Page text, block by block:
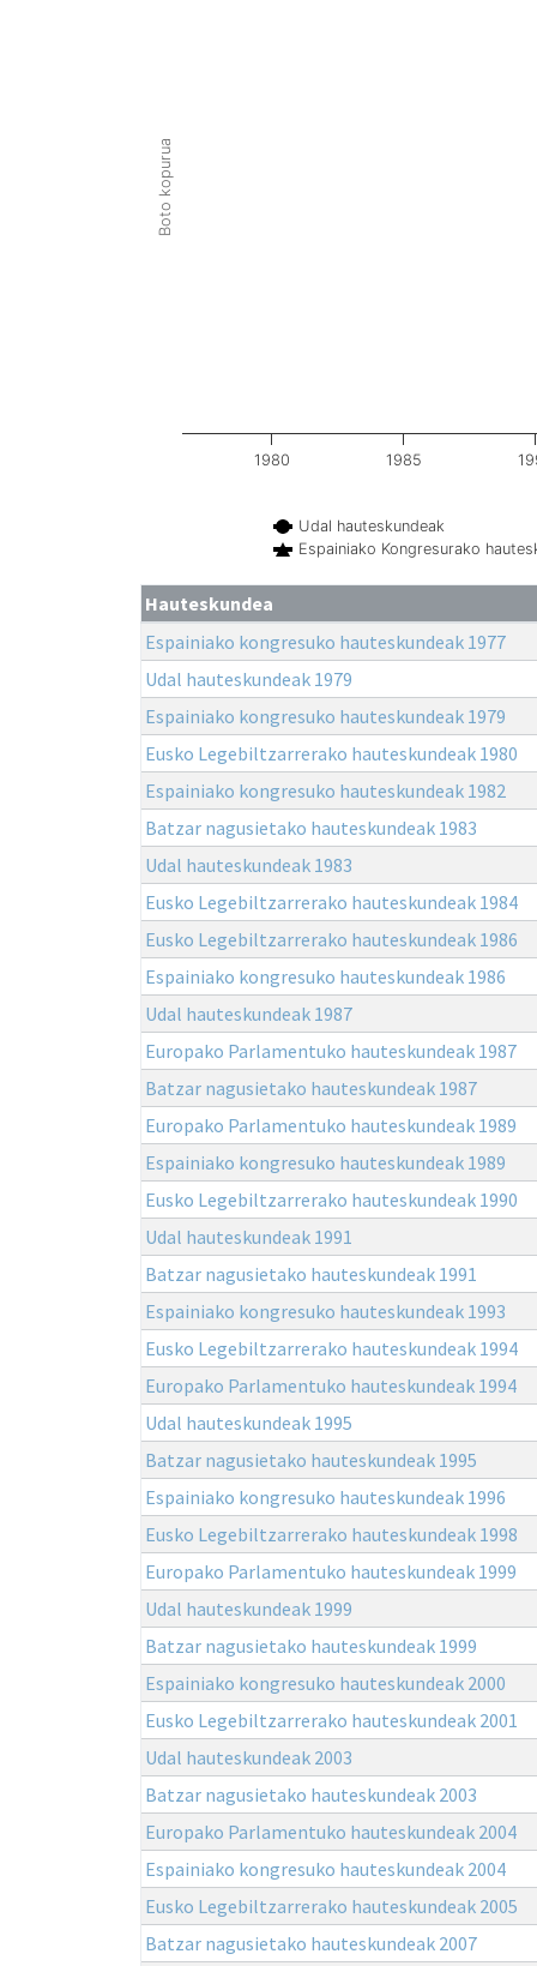
Boto kopurua
Udal hauteskundeak
Espainiako Kongresurako
1980 1985
Hauteskundea
Espainiako kongresuko hauteskundeak 1977
Udal hauteskundeak 1979
Espainiako kongresuko hauteskundeak 1979
Eusko Legebiltzarrerako hauteskundeak 1980
Espainiako kongresuko hauteskundeak 1982
Batzar nagusietako hauteskundeak 1983
Udal hauteskundeak 1983
Eusko Legebiltzarrerako hauteskundeak 1984
Eusko Legebiltzarrerako hauteskundeak 1986
Espainiako kongresuko hauteskundeak 1986
Udal hauteskundeak 1987
Europako Parlamentuko hauteskundeak 1987
Batzar nagusietako hauteskundeak 1987
Europako Parlamentuko hauteskundeak 1989
Espainiako kongresuko hauteskundeak 1989
Eusko Legebiltzarrerako hauteskundeak 1990
Udal hauteskundeak 1991
Batzar nagusietako hauteskundeak 1991
Espainiako kongresuko hauteskundeak 1993
Eusko Legebiltzarrerako hauteskundeak 1994
Europako Parlamentuko hauteskundeak 1994
Udal hauteskundeak 1995
Batzar nagusietako hauteskundeak 1995
Espainiako kongresuko hauteskundeak 1996
Eusko Legebiltzarrerako hauteskundeak 1998
Europako Parlamentuko hauteskundeak 1999
Udal hauteskundeak 1999
Batzar nagusietako hauteskundeak 1999
Espainiako kongresuko hauteskundeak 2000
Eusko Legebiltzarrerako hauteskundeak 2001
Udal hauteskundeak 2003
Batzar nagusietako hauteskundeak 2003
Europako Parlamentuko hauteskundeak 2004
Espainiako kongresuko hauteskundeak 2004
Eusko Legebiltzarrerako hauteskundeak 2005
Batzar nagusietako hauteskundeak 2007